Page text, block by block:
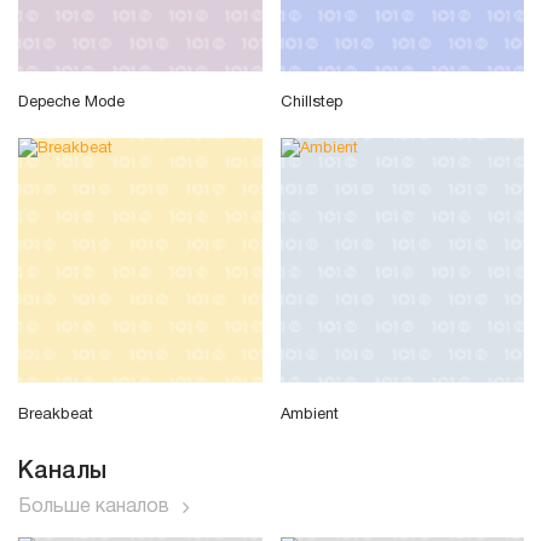
Depeche Mode Chillstep
Breakbeat Ambient
Каналы
Больше каналов